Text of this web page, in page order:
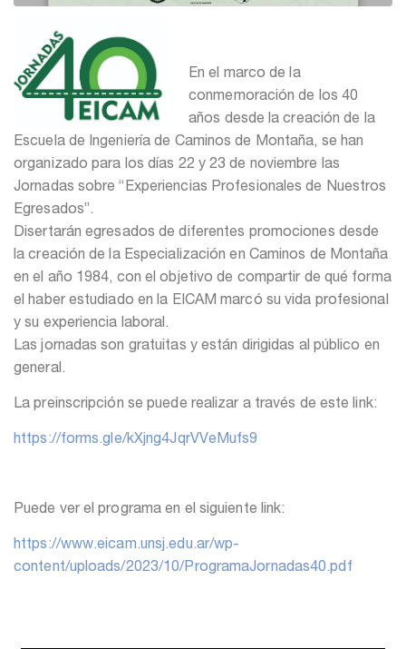
En el marco de la
conmemoración de los 40
años desde la creación de la
Escuela de Ingeniería de Caminos de Montaña, se han
organizado para los días 22 y 23 de noviembre las
Jornadas sobre “Experiencias Profesionales de Nuestros
Egresados”.
Disertarán egresados de diferentes promociones desde
la creación de la Especialización en Caminos de Montaña
en el año 1984, con el objetivo de compartir de qué forma
el haber estudiado en la EICAM marcó su vida profesional
y su experiencia laboral.
Las jornadas son gratuitas y están dirigidas al público en
general.
La preinscripción se puede realizar a través de este link:
https://forms.gle/kXjng4JqrVVeMufs9
Puede ver el programa en el siguiente link:
https://www.eicam.unsj.edu.ar/wp-
content/uploads/2023/10/ProgramaJornadas40.pdf